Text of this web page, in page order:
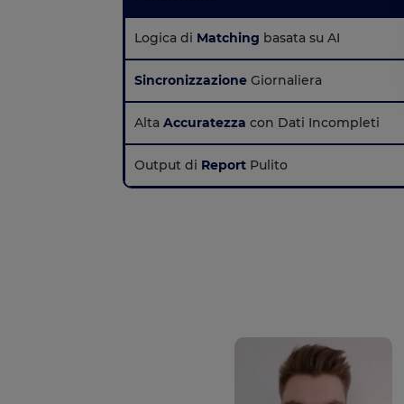
Logica di Matching basata su AI
Sincronizzazione Giornaliera
Alta Accuratezza con Dati Incompleti
Output di Report Pulito